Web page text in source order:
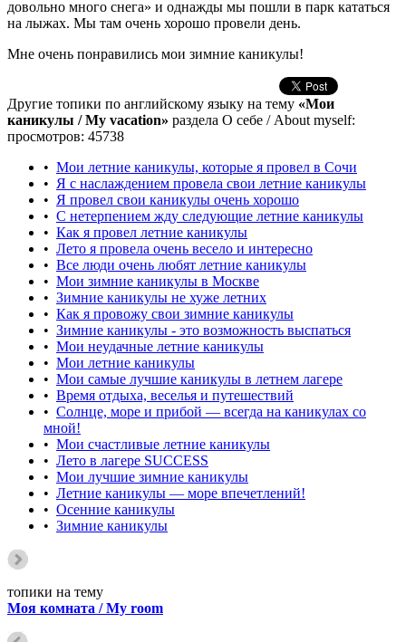
довольно много снега» и однажды мы пошли в парк кататься
на лыжах. Мы там очень хорошо провели день.
Мне очень понравились мои зимние каникулы!
Другие топики по английскому языку на тему «Мои
каникулы / My vacation» раздела О себе / About myself:
просмотров: 45738
• Мои летние каникулы, которые я провел в Сочи
• Я с наслаждением провела свои летние каникулы
• Я провел свои каникулы очень хорошо
• С нетерпением жду следующие летние каникулы
• Как я провел летние каникулы
• Лето я провела очень весело и интересно
• Все люди очень любят летние каникулы
• Мои зимние каникулы в Москве
• Зимние каникулы не хуже летних
• Как я провожу свои зимние каникулы
• Зимние каникулы - это возможность выспаться
• Мои неудачные летние каникулы
• Мои летние каникулы
• Мои самые лучшие каникулы в летнем лагере
• Время отдыха, веселья и путешествий
• Солнце, море и прибой — всегда на каникулах со
мной!
• Мои счастливые летние каникулы
• Лето в лагере SUCCESS
• Мои лучшие зимние каникулы
• Летние каникулы — море впечетлений!
• Осенние каникулы
• Зимние каникулы
топики на тему
Моя комната / My room